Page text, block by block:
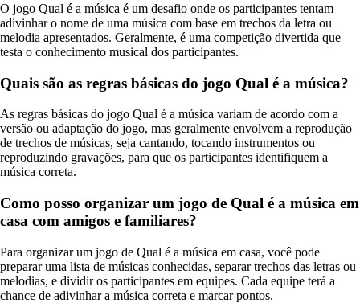
O jogo Qual é a música é um desafio onde os participantes tentam
adivinhar o nome de uma música com base em trechos da letra ou
melodia apresentados. Geralmente, é uma competição divertida que
testa o conhecimento musical dos participantes.
Quais são as regras básicas do jogo Qual é a música?
As regras básicas do jogo Qual é a música variam de acordo com a
versão ou adaptação do jogo, mas geralmente envolvem a reprodução
de trechos de músicas, seja cantando, tocando instrumentos ou
reproduzindo gravações, para que os participantes identifiquem a
música correta.
Como posso organizar um jogo de Qual é a música em
casa com amigos e familiares?
Para organizar um jogo de Qual é a música em casa, você pode
preparar uma lista de músicas conhecidas, separar trechos das letras ou
melodias, e dividir os participantes em equipes. Cada equipe terá a
chance de adivinhar a música correta e marcar pontos.